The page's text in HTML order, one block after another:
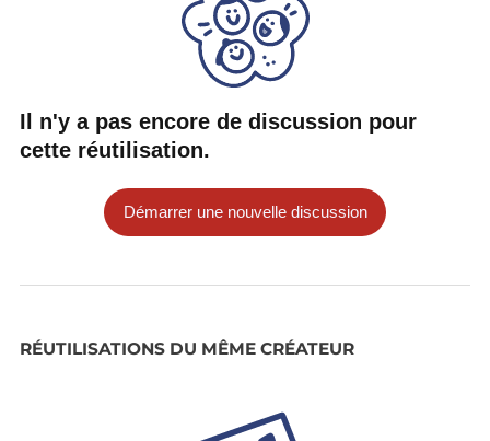
Il n'y a pas encore de discussion pour
cette réutilisation.
Démarrer une nouvelle discussion
RÉUTILISATIONS DU MÊME CRÉATEUR